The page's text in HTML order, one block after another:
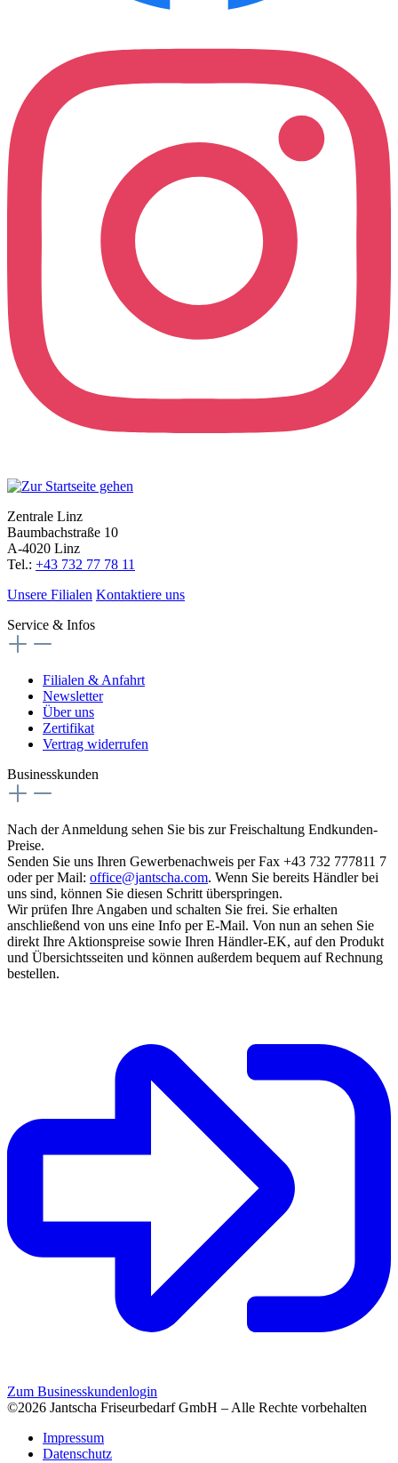
Zentrale Linz
Baumbachstraße 10
A-4020 Linz
Tel.: +43 732 77 78 11
Unsere Filialen Kontaktiere uns
Service & Infos
Filialen & Anfahrt
Newsletter
Über uns
Zertifikat
Vertrag widerrufen
Businesskunden
Nach der Anmeldung sehen Sie bis zur Freischaltung Endkunden-
Preise.
Senden Sie uns Ihren Gewerbenachweis per Fax +43 732 777811 7
oder per Mail: office@jantscha.com. Wenn Sie bereits Händler bei
uns sind, können Sie diesen Schritt überspringen.
Wir prüfen Ihre Angaben und schalten Sie frei. Sie erhalten
anschließend von uns eine Info per E-Mail. Von nun an sehen Sie
direkt Ihre Aktionspreise sowie Ihren Händler-EK, auf den Produkt
und Übersichtsseiten und können außerdem bequem auf Rechnung
bestellen.
Zum Businesskundenlogin
©2026 Jantscha Friseurbedarf GmbH – Alle Rechte vorbehalten
Impressum
Datenschutz